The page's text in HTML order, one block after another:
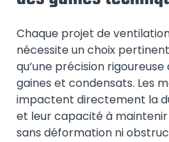
Chaque projet de
nécessite un choix
qu’une précision
gaines et condensats. Les
impactent directement la
et leur capacité à
sans déformation ni